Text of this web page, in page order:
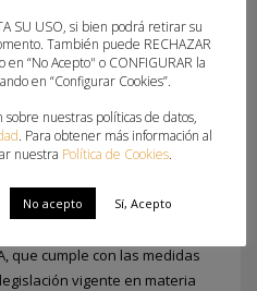
que nos facilite
BALONMANO
que cumple con las medidas
vigente en materia
SU USO, si bien podrá retirar su
También puede RECHAZAR
en “No Acepto" o CONFIGURAR la
en “Configurar Cookies”.
nuestras políticas de datos,
. Para obtener más información al
nuestra Política de Cookies.
No acepto Sí, Acepto